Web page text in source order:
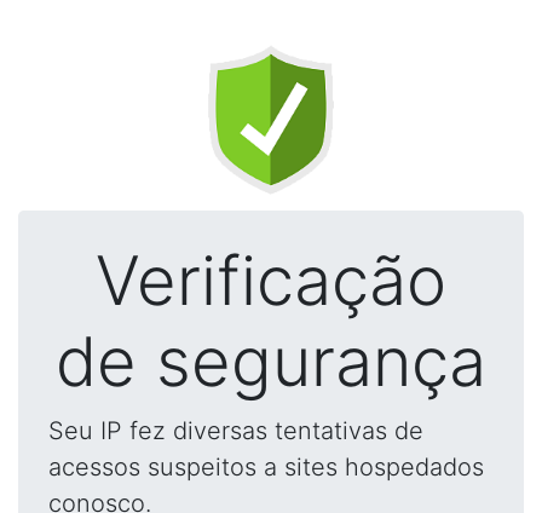
Verificação
de segurança
Seu IP fez diversas tentativas de
acessos suspeitos a sites hospedados
conosco.